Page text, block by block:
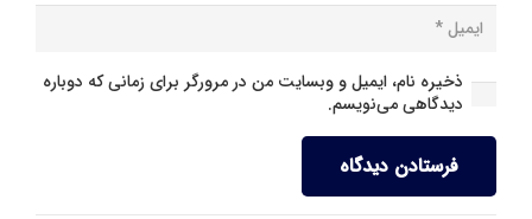
ذخیره نام، ایمیل و وبسایت من در مرورگر برای زمانی که دوباره
دیدگاهی می‌نویسم.
فرستادن دیدگاه